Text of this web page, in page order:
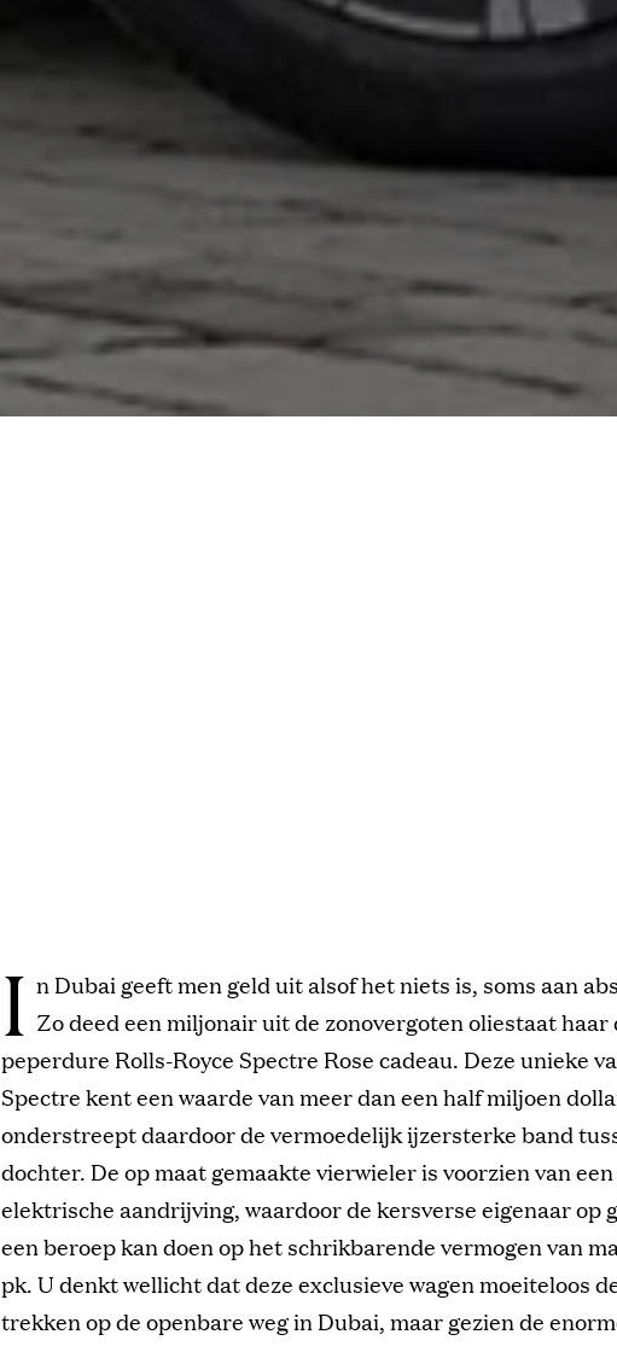
I n Dubai geeft men geld uit alsof het niets is, soms aan
Zo deed een miljonair uit de zonovergoten oliestaat
peperdure Rolls-Royce Spectre Rose cadeau. Deze unieke
Spectre kent een waarde van meer dan een half miljoen
onderstreept daardoor de vermoedelijk ijzersterke band
dochter. De op maat gemaakte vierwieler is voorzien van
elektrische aandrijving, waardoor de kersverse eigenaar op
een beroep kan doen op het schrikbarende vermogen van
pk. U denkt wellicht dat deze exclusieve wagen moeiteloos
trekken op de openbare weg in Dubai, maar gezien de